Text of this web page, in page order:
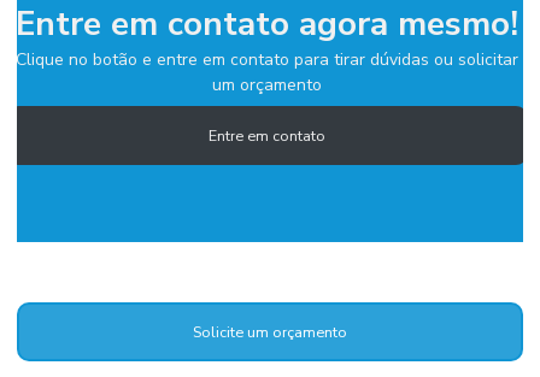
Entre em contato agora mesmo!
Clique no botão e entre em contato para tirar dúvidas ou solicitar
um orçamento
Entre em contato
Solicite um orçamento